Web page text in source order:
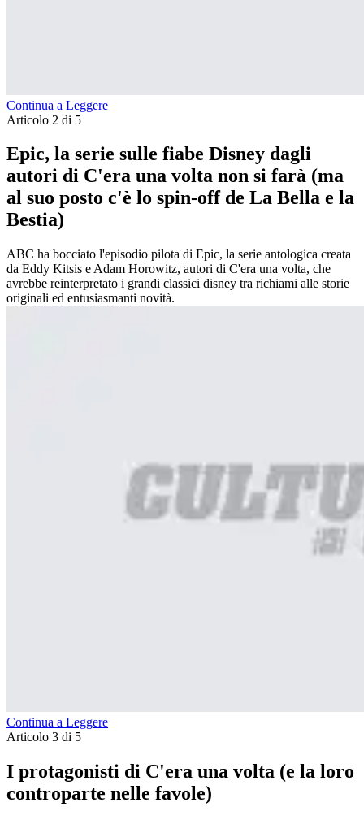
Continua a Leggere
Articolo 2 di 5
Epic, la serie sulle fiabe Disney dagli
autori di C'era una volta non si farà (ma
al suo posto c'è lo spin-off de La Bella e la
Bestia)
ABC ha bocciato l'episodio pilota di Epic, la serie antologica creata
da Eddy Kitsis e Adam Horowitz, autori di C'era una volta, che
avrebbe reinterpretato i grandi classici disney tra richiami alle storie
originali ed entusiasmanti novità.
Continua a Leggere
Articolo 3 di 5
I protagonisti di C'era una volta (e la loro
controparte nelle favole)